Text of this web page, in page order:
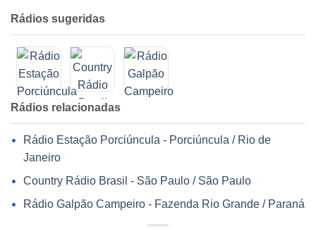
Rádios sugeridas
Rádios relacionadas
Rádio Estação Porciúncula - Porciúncula / Rio de
Janeiro
Country Rádio Brasil - São Paulo / São Paulo
Rádio Galpão Campeiro - Fazenda Rio Grande / Paraná